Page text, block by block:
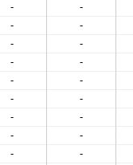
- -
- -
- -
- -
- -
- -
- -
- -
- -